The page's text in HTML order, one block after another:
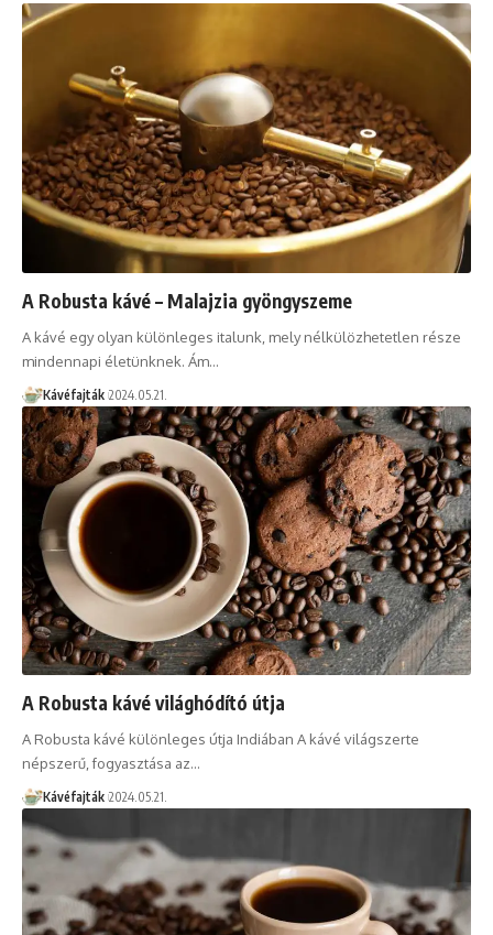
A Robusta kávé – Malajzia gyöngyszeme
A kávé egy olyan különleges italunk, mely nélkülözhetetlen része
mindennapi életünknek. Ám…
Kávéfajták 2024.05.21.
A Robusta kávé világhódító útja
A Robusta kávé különleges útja Indiában A kávé világszerte
népszerű, fogyasztása az…
Kávéfajták 2024.05.21.